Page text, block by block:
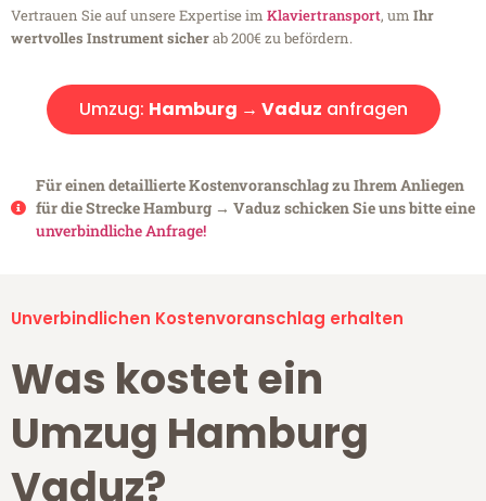
Vertrauen Sie auf unsere Expertise im Klaviertransport, um Ihr
wertvolles Instrument sicherab 200€ zu befördern.
Umzug: Hamburg → Vaduz anfragen
Für einen detaillierte Kostenvoranschlag zu Ihrem Anliegen
für die Strecke Hamburg → Vaduz schicken Sie uns bitte eine
unverbindliche Anfrage!
Unverbindlichen Kostenvoranschlag erhalten
Was kostet ein
Umzug Hamburg
Vaduz?